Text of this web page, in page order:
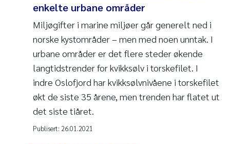
enkelte urbane områder
Miljøgifter i marine miljøer går generelt ned i
norske kystområder – men med noen unntak. I
urbane områder er det flere steder økende
langtidstrender for kvikksølv i torskefilet. I
indre Oslofjord har kvikksølvnivåene i torskefilet
økt de siste 35 årene, men trenden har flatet ut
det siste tiåret.
Publisert: 26.01.2021